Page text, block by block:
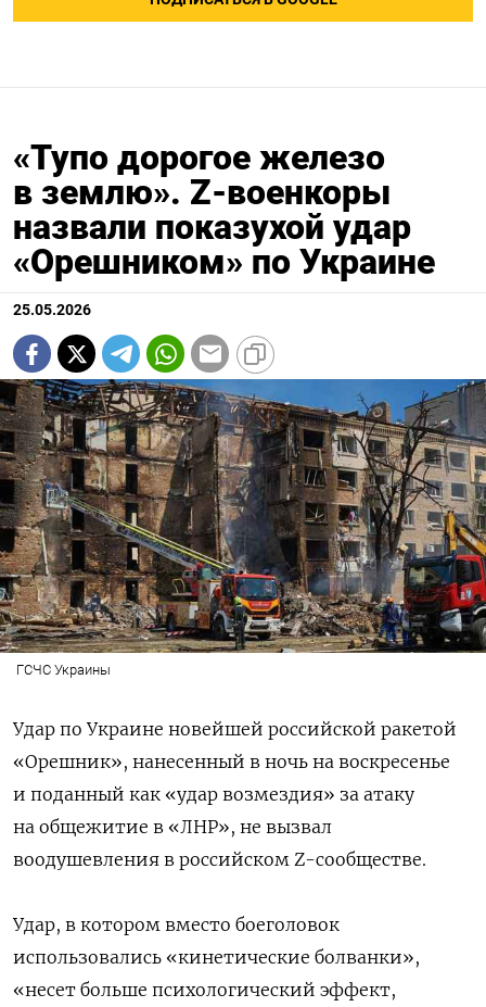
«Тупо дорогое железо
в землю». Z-военкоры
назвали показухой удар
«Орешником» по Украине
25.05.2026
ГСЧС Украины
Удар по Украине новейшей российской ракетой
«Орешник», нанесенный в ночь на воскресенье
и поданный как «удар возмездия» за атаку
на общежитие в «ЛНР», не вызвал
воодушевления в российском Z-сообществе.
Удар, в котором вместо боеголовок
использовались «кинетические болванки»,
«несет больше психологический эффект,